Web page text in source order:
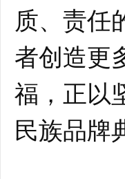
质、责任
者创造更
福，正以
民族品牌